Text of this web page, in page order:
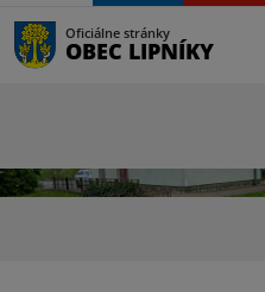
Oficiálne stránky
OBEC LIPNÍKY